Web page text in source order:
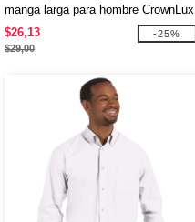
manga larga para hombre CrownLux
Performance Plaited
$26,13
$29,00
-25%